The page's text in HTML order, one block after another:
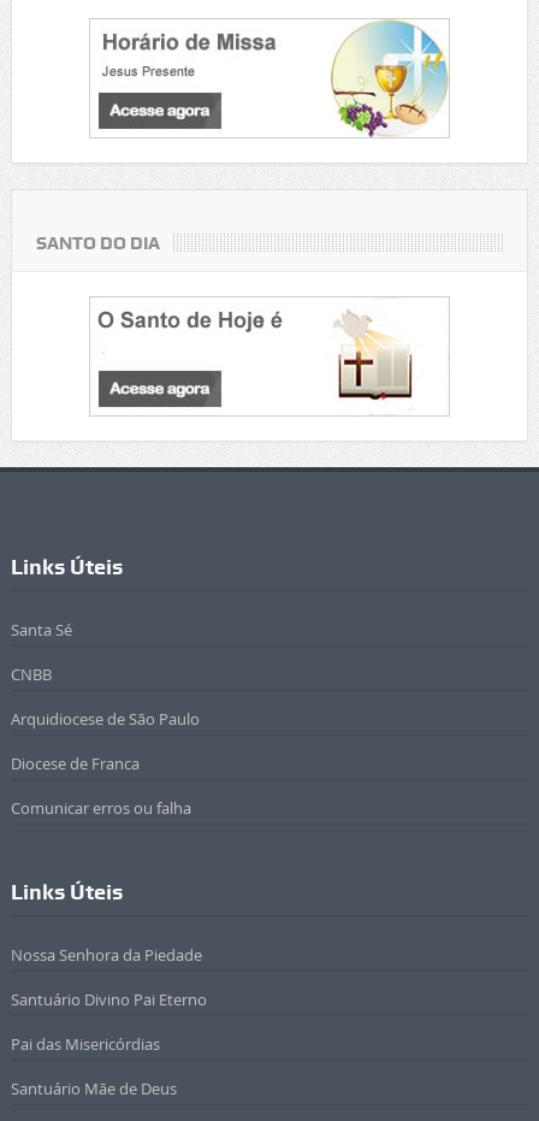
SANTO DO DIA
Links Úteis
Santa Sé
CNBB
Arquidiocese de São Paulo
Diocese de Franca
Comunicar erros ou falha
Links Úteis
Nossa Senhora da Piedade
Santuário Divino Pai Eterno
Pai das Misericórdias
Santuário Mãe de Deus